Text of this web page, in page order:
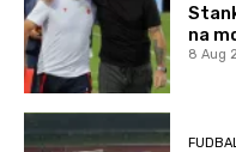
na
8 Aug